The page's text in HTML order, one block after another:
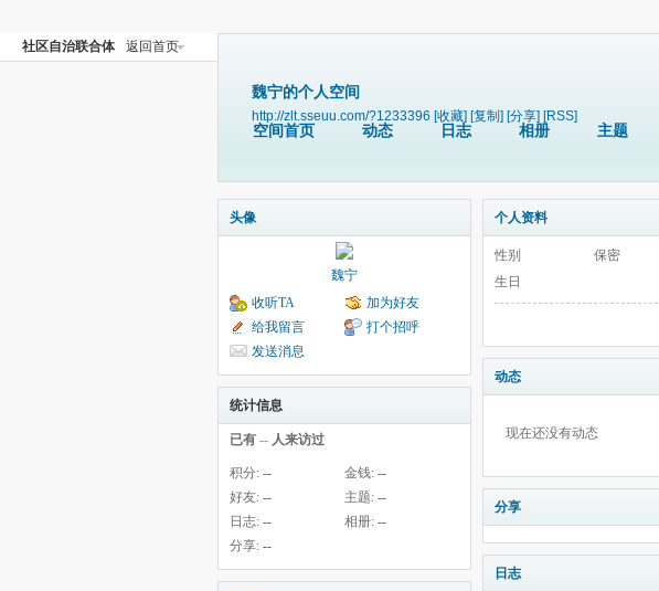
社区自治联合体 返回首页
魏宁的个人空间
http://zlt.sseuu.com/?1233396 [收藏] [复制] [分享] [RSS]
空间首页 动态 日志 相册 主题
头像
魏宁
收听TA
加为好友
给我留言
打个招呼
发送消息
统计信息
已有 -- 人来访过
积分: -- 金钱: --
好友: -- 主题: --
日志: -- 相册: --
分享: --
个人资料
性别
保密
生日
动态
现在还没有动态
分享
日志